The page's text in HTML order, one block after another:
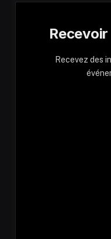
Recevez des